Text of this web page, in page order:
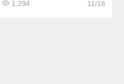
11/18
1,294